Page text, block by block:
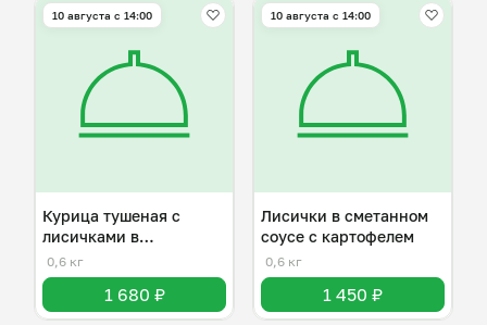
10 августа с 14:00
Курица тушеная с
лисичками в
сметанном соусе
0,6 кг
1 680 ₽
10 августа с 14:00
Лисички в сметанном
соусе с картофелем
0,6 кг
1 450 ₽